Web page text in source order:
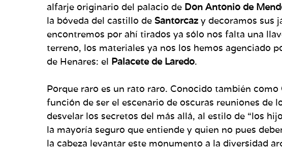
alfarje originario del palacio de Don Antonio de
la bóveda del castillo de Santorcaz y decoramos sus
encontremos por ahí tirados ya sólo nos falta una
terreno, los materiales ya nos los hemos agenciado
de Henares: el Palacete de Laredo.
Porque raro es un rato raro. Conocido también como
función de ser el escenario de oscuras reuniones de
desvelar los secretos del más allá, al estilo de “los
la mayoría seguro que entiende y quien no pues
la cabeza levantar este monumento a la diversidad